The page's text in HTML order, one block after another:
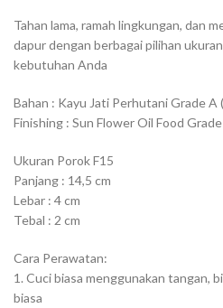
Tahan lama, ramah lingkungan, dan
dapur dengan berbagai pilihan
kebutuhan Anda
Bahan : Kayu Jati Perhutani Grade A
Finishing : Sun Flower Oil Food
Ukuran Porok F15
Panjang : 14,5 cm
Lebar : 4 cm
Tebal : 2 cm
Cara Perawatan:
1. Cuci biasa menggunakan tangan,
biasa